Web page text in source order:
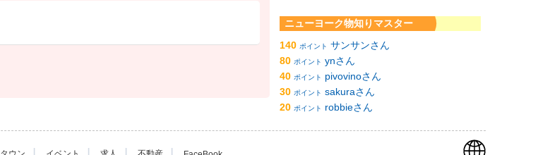
ニューヨーク物知りマスター
140 ポイント サンサンさん
80 ポイント ynさん
40 ポイント
pivovinoさん
30 ポイント sakuraさん
20 ポイント robbieさん